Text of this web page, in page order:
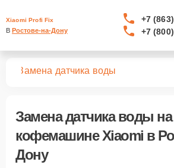
Xiaomi Profi Fix
В Ростове-на-Дону
+7
+7
Замена датчика воды
Замена датчика воды на
кофемашине Xiaomi в
Дону